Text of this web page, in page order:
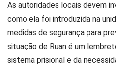
As autoridades locais devem
como ela foi introduzida na
medidas de segurança para
situação de Ruan é um
sistema prisional e da